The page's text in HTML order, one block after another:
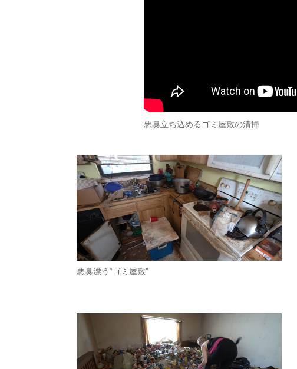
悪臭立ち込めるゴミ屋敷の清掃
悪臭漂う“ゴミ屋敷”